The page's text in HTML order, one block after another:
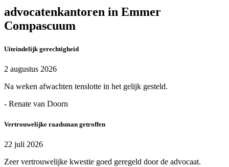
advocatenkantoren in Emmer
Compascuum
Uiteindelijk gerechtigheid
2 augustus 2026
Na weken afwachten tenslotte in het gelijk gesteld.
- Renate van Doorn
Vertrouwelijke raadsman getroffen
22 juli 2026
Zeer vertrouwelijke kwestie goed geregeld door de advocaat.